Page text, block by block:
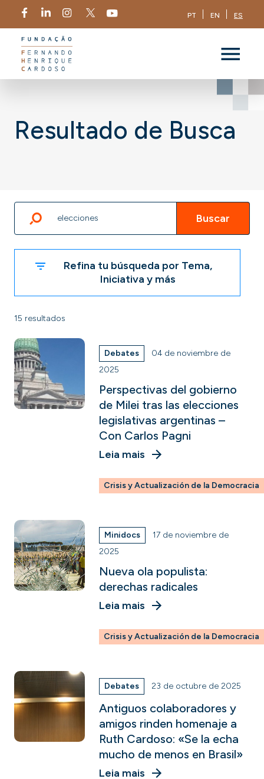
PT EN ES
Resultado de Busca
Buscar
Refina tu búsqueda por Tema,
Iniciativa y más
15 resultados
Debates
04 de noviembre de
2025
Perspectivas del gobierno
de Milei tras las elecciones
legislativas argentinas –
Con Carlos Pagni
Leia mais
Crisis y Actualización de la Democracia
Minidocs
17 de noviembre de
2025
Nueva ola populista:
derechas radicales
Leia mais
Crisis y Actualización de la Democracia
Debates 23 de octubre de 2025
Antiguos colaboradores y
amigos rinden homenaje a
Ruth Cardoso: «Se la echa
mucho de menos en Brasil»
Leia mais